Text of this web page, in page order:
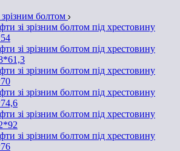
болтом
зі зрізним болтом під хрестовину
зі зрізним болтом під хрестовину
зі зрізним болтом під хрестовину
зі зрізним болтом під хрестовину
зі зрізним болтом під хрестовину
зі зрізним болтом під хрестовину